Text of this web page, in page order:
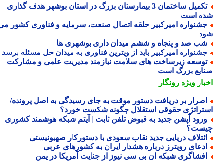
تکمیل ساختمان 3 بیمارستان بزرگ در استان بوشهر هدف گذاری
است
امیرکبیر حلقه اتصال صنعت، سرمایه و فناوری کشور می
صد و پنجاه و ششم میدان داری بوشهری ها
امیرکبیر باید از ویترین فناوری به میدان حل مسئله برسد
زیرساخت های سلامت نیازمند مدیریت علمی و مشارکت
بزرگ است
ویژهرونگار
بر دریافت دستور موقت به جای رسیدگی به اصل پرونده/
حقوقی استقلال چگونه شکست خورد؟
آپشن جدید به قبوض تلفن ثابت | آیتم شبکه هوشمند کشوری
دریایی جدید نقاب سعودی با دستورکار صهیونیستی
رویترز درباره هشدار ایران به کشورهای عربی
شبکه ان بی سی نیوز از جنایت آمریکا در یمن